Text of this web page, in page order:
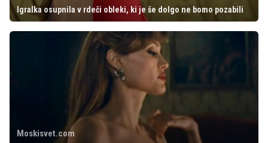
Igralka osupnila v rdeči obleki, ki je še dolgo ne bomo pozabili
Moskisvet.com